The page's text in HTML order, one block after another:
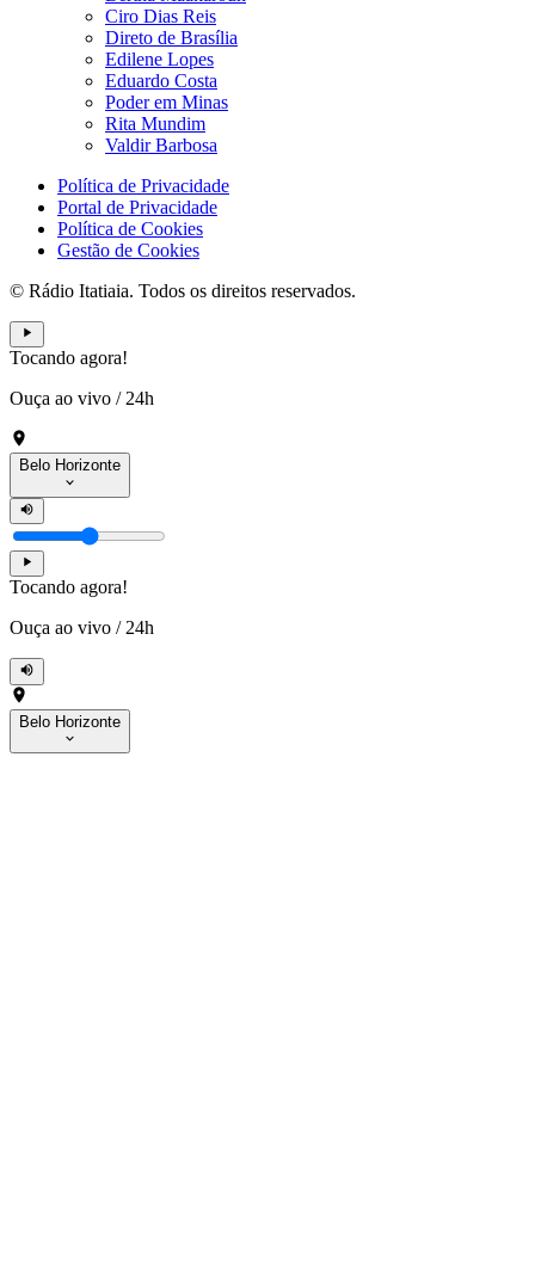
Ciro Dias Reis
Direto de Brasília
Edilene Lopes
Eduardo Costa
Poder em Minas
Rita Mundim
Valdir Barbosa
Política de Privacidade
Portal de Privacidade
Política de Cookies
Gestão de Cookies
© Rádio Itatiaia. Todos os direitos reservados.
Tocando agora!
Ouça ao vivo / 24h
Belo Horizonte
Tocando agora!
Ouça ao vivo / 24h
Belo Horizonte